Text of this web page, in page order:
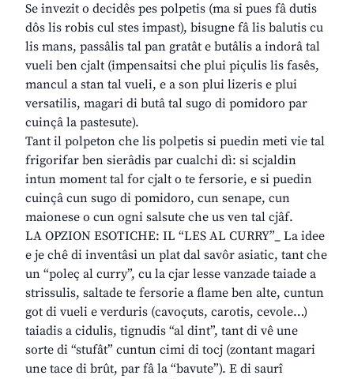
Se invezit o decidês pes polpetis (ma si pues fâ dutis
dôs lis robis cul stes impast), bisugne fâ lis balutis cu
lis mans, passâlis tal pan gratât e butâlis a indorâ tal
vueli ben cjalt (impensaitsi che plui piçulis lis fasês,
mancul a stan tal vueli, e a son plui lizeris e plui
versatilis, magari di butâ tal sugo di pomidoro par
cuinçâ la pastesute).
Tant il polpeton che lis polpetis si puedin meti vie tal
frigorifar ben sierâdis par cualchi dì: si scjaldin
intun moment tal for cjalt o te fersorie, e si puedin
cuinçâ cun sugo di pomidoro, cun senape, cun
maionese o cun ogni salsute che us ven tal cjâf.
LA OPZION ESOTICHE: IL “LES AL CURRY”_ La idee
e je chê di inventâsi un plat dal savôr asiatic, tant che
un “poleç al curry”, cu la cjar lesse vanzade taiade a
strissulis, saltade te fersorie a flame ben alte, cuntun
got di vueli e verduris (cavoçuts, carotis, cevole…)
taiadis a cidulis, tignudis “al dint”, tant di vê une
sorte di “stufât” cuntun cimi di tocj (zontant magari
une tace di brût, par fâ la “bavute”). E di saurî